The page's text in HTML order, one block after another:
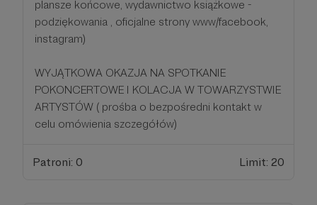
plansze końcowe, wydawnictwo książkowe -
podziękowania , oficjalne strony www/facebook,
instagram)
WYJĄTKOWA OKAZJA NA SPOTKANIE
POKONCERTOWE I KOLACJA W TOWARZYSTWIE
ARTYSTÓW ( prośba o bezpośredni kontakt w
celu omówienia szczegółów)
Patroni: 0 Limit: 20